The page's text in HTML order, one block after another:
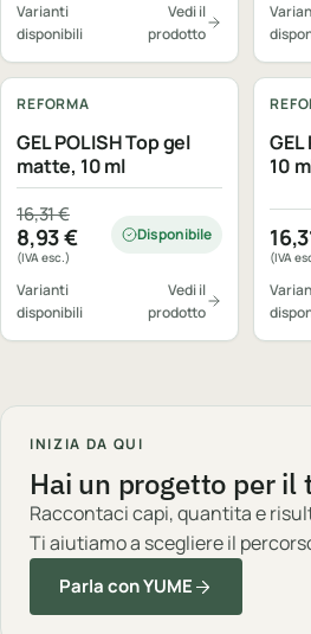
Varianti
disponibili
Vedi il
prodotto
REFORMA
GEL POLISH Top gel
matte, 10 ml
16,31€
Il prezzo originale era: 16,31 €.
8,93€
Il prezzo attuale è: 8,93 €.
(IVA esc.)
Disponibile
Varianti
disponibili
Vedi il
prodotto
GEL
10
(IVA
INIZIA DA QUI
Hai un progetto per il
Raccontaci capi, quantita e
Ti aiutiamo a scegliere il
Parla con YUME